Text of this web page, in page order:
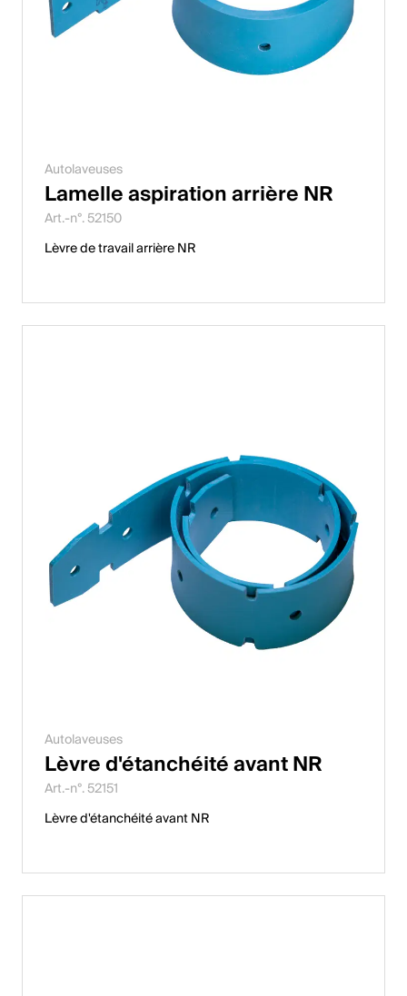
Autolaveuses
Lamelle aspiration arrière NR
Art.-n°. 52150
Lèvre de travail arrière NR
Autolaveuses
Lèvre d'étanchéité avant NR
Art.-n°. 52151
Lèvre d'étanchéité avant NR